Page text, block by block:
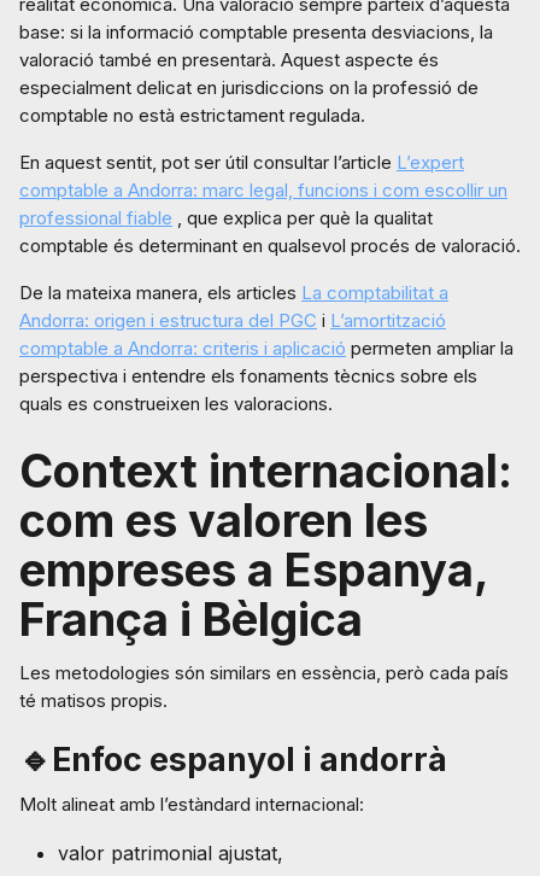
base: si la informació comptable presenta desviacions, la
valoració també en presentarà. Aquest aspecte és
especialment delicat en jurisdiccions on la professió de
comptable no està estrictament regulada.
En aquest sentit, pot ser útil consultar l’article L’expert
comptable a Andorra: marc legal, funcions i com escollir un
professional fiable , que explica per què la qualitat
comptable és determinant en qualsevol procés de valoració.
De la mateixa manera, els articles La comptabilitat a
Andorra: origen i estructura del PGC i L’amortització
comptable a Andorra: criteris i aplicació permeten ampliar la
perspectiva i entendre els fonaments tècnics sobre els
quals es construeixen les valoracions.
Context internacional:
com es valoren les
empreses a Espanya,
França i Bèlgica
Les metodologies són similars en essència, però cada país
té matisos propis.
🔹Enfoc espanyol i andorrà
Molt alineat amb l’estàndard internacional:
valor patrimonial ajustat,